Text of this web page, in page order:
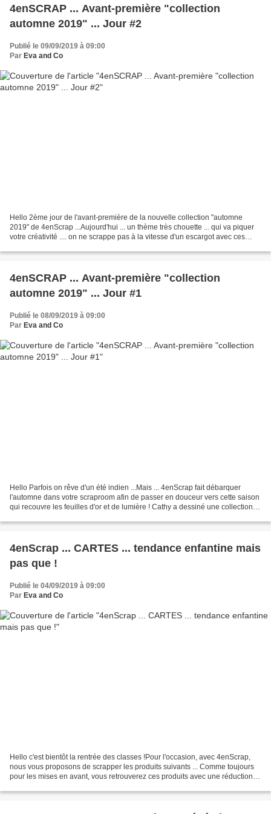
4enSCRAP ... Avant-première "collection
automne 2019" ... Jour #2
Publié le 09/09/2019 à 09:00
Par Eva and Co
Hello 2ème jour de l'avant-première de la nouvelle collection "automne
2019" de 4enScrap ...Aujourd'hui ... un thème très chouette ... qui va piquer
votre créativité .... on ne scrappe pas à la vitesse d'un escargot avec ces
4enSCRAP ... Avant-première "collection
automne 2019" ... Jour #1
Publié le 08/09/2019 à 09:00
Par Eva and Co
Hello Parfois on rêve d'un été indien ...Mais ... 4enScrap fait débarquer
l'automne dans votre scraproom afin de passer en douceur vers cette saison
qui recouvre les feuilles d'or et de lumière ! Cathy a dessiné une collection
4enScrap ... CARTES ... tendance enfantine mais
pas que !
Publié le 04/09/2019 à 09:00
Par Eva and Co
Hello c'est bientôt la rentrée des classes !Pour l'occasion, avec 4enScrap,
nous vous proposons de scrapper les produits suivants ... Comme toujours
pour les mises en avant, vous retrouverez ces produits avec une réduction